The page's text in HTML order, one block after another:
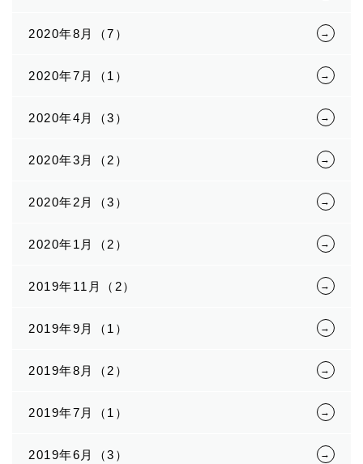
2020年8月（7）
2020年7月（1）
2020年4月（3）
2020年3月（2）
2020年2月（3）
2020年1月（2）
2019年11月（2）
2019年9月（1）
2019年8月（2）
2019年7月（1）
2019年6月（3）